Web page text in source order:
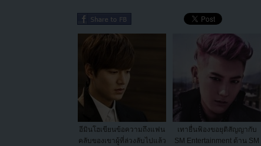
อีมินโฮเขียนข้อความถึงแฟน
คลับของเขาผู้ที่ล่วงลับไปแล้ว
เทายื่นฟ้องขอยุติสัญญากับ
SM Entertainment ด้าน SM